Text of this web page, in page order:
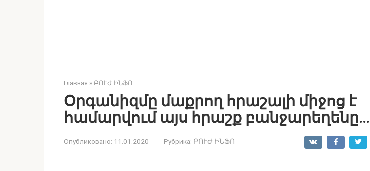
Главная » ԲՈՒԺ ԻՆՖՈ
Օրգանիզմը մաքրող հրաշալի միջոց է
համարվում այս հրաշք բանջարեղենը…
Опубликовано: 11.01.2020 Рубрика: ԲՈՒԺ ԻՆՖՈ